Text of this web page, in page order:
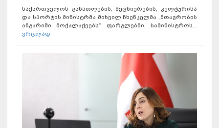
საქართველოს განათლების, მეცნიერების, კულტურისა
და სპორტის მინისტრმა მიხეილ ჩხენკელმა „მთავრობის
ანგარიში მოქალაქეებს“ ფარგლებში, სამინისტროს...
ვრცლად